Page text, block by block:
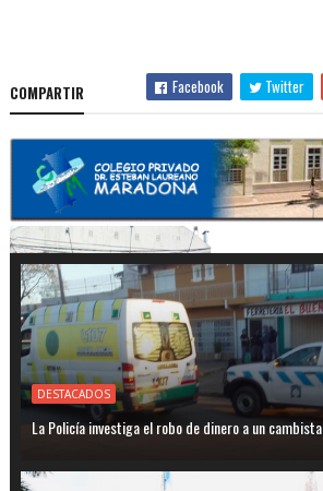
COMPARTIR Facebook Twitter
DESTACADOS
La Policía investiga el robo de dinero a un cambista